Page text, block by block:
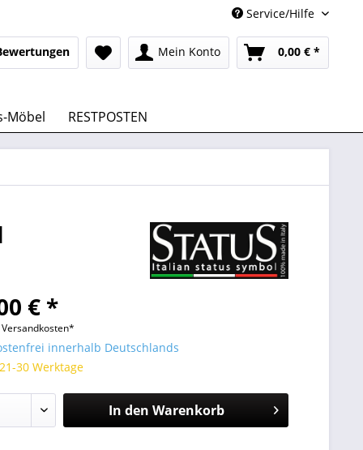
Service/Hilfe
Mein Konto 0,00 € *
Möbel RESTPOSTEN
€ *
innerhalb Deutschlands
30 Werktage
In den Warenkorb